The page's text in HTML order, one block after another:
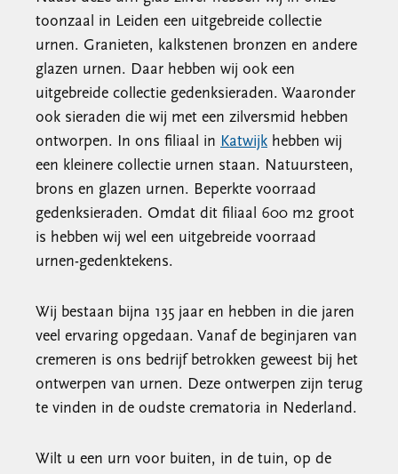
toonzaal in Leiden een uitgebreide collectie
urnen. Granieten, kalkstenen bronzen en andere
glazen urnen. Daar hebben wij ook een
uitgebreide collectie gedenksieraden. Waaronder
ook sieraden die wij met een zilversmid hebben
ontworpen. In ons filiaal in Katwijk hebben wij
een kleinere collectie urnen staan. Natuursteen,
brons en glazen urnen. Beperkte voorraad
gedenksieraden. Omdat dit filiaal 600 m2 groot
is hebben wij wel een uitgebreide voorraad
urnen-gedenktekens.
Wij bestaan bijna 135 jaar en hebben in die jaren
veel ervaring opgedaan. Vanaf de beginjaren van
cremeren is ons bedrijf betrokken geweest bij het
ontwerpen van urnen. Deze ontwerpen zijn terug
te vinden in de oudste crematoria in Nederland.
Wilt u een urn voor buiten, in de tuin, op de